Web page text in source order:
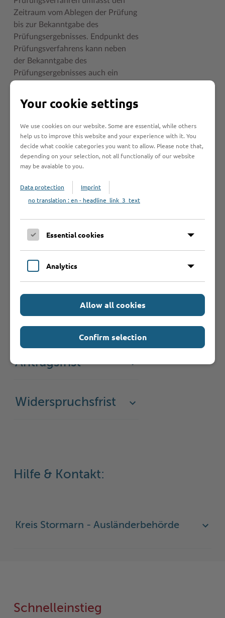
Zeitraum vom Ablegen der Prüfung
bis zur Bekanntgabe des
Prüfungsergebnisses. Endpunkt des
Prüfungsverfahrens kann neben
der Bekanntgabe des
Prüfungsergebnisses auch ein
sein, der das Verfahren abschließt.
An wen muss ich
mich wenden?
Zuständige Stelle
Rechtsgrundlage
Rechtsbehelf
Weiterführende
Informationen
Antragsfrist
Widerspruchsfrist
Hilfe & Kontakt:
Kreis Stormarn - Ausländerbehörde
Schnelleinstieg
Your cookie settings
We use cookies on our website. Some are essential, while others
help us to improve this website and your experience with it. You
decide what cookie categories you want to allow. Please note that,
depending on your selection, not all functionaliy of our website
may be avaiable to you.
Data protection
Imprint
no translation : en - headline_link_3_text
Essential cookies
Analytics
Allow all cookies
Confirm selection